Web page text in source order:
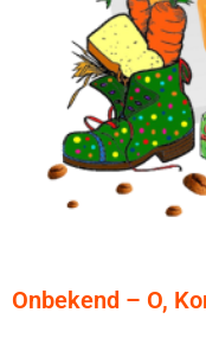
Onbekend – O,